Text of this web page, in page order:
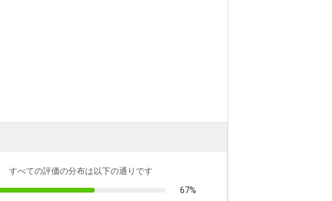
すべての評価の分布は以下の通りです
67%